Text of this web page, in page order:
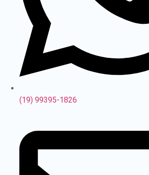
(19) 99395-1826